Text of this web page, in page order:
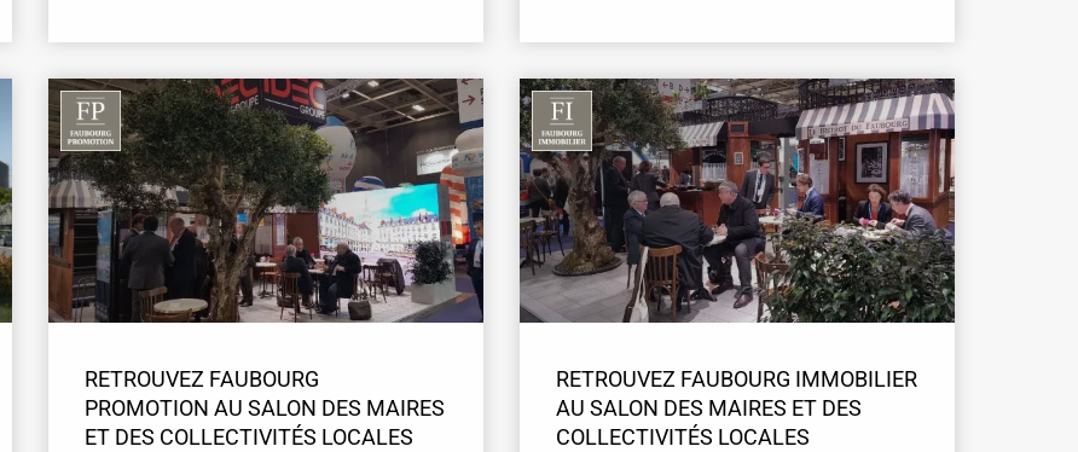
RETROUVEZ FAUBOURG
PROMOTION AU SALON DES MAIRES
ET DES COLLECTIVITÉS LOCALES
RETROUVEZ FAUBOURG IMMOBILIER
AU SALON DES MAIRES ET DES
COLLECTIVITÉS LOCALES